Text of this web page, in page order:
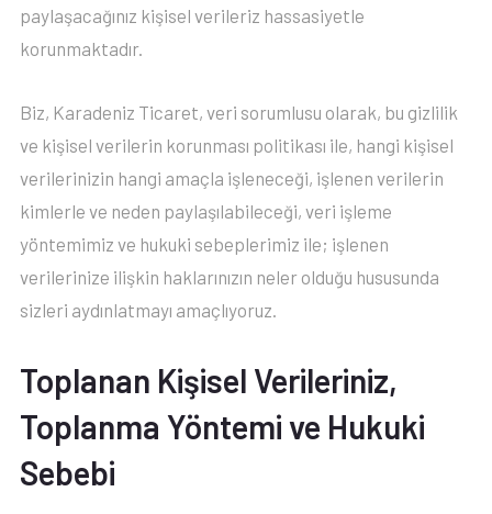
paylaşacağınız kişisel verileriz hassasiyetle
korunmaktadır.
Biz, Karadeniz Ticaret, veri sorumlusu olarak, bu gizlilik
ve kişisel verilerin korunması politikası ile, hangi kişisel
verilerinizin hangi amaçla işleneceği, işlenen verilerin
kimlerle ve neden paylaşılabileceği, veri işleme
yöntemimiz ve hukuki sebeplerimiz ile; işlenen
verilerinize ilişkin haklarınızın neler olduğu hususunda
sizleri aydınlatmayı amaçlıyoruz.
Toplanan Kişisel Verileriniz,
Toplanma Yöntemi ve Hukuki
Sebebi